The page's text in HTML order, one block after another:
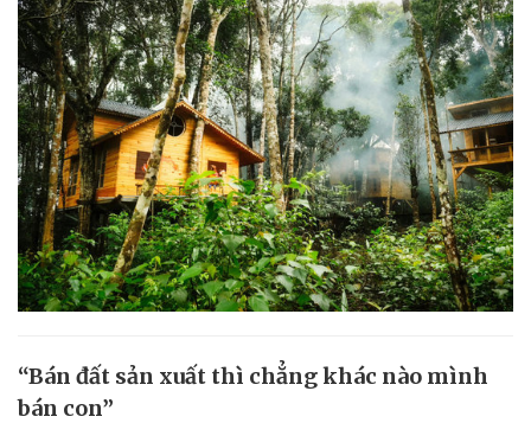
“Bán đất sản xuất thì chẳng khác nào mình
bán con”